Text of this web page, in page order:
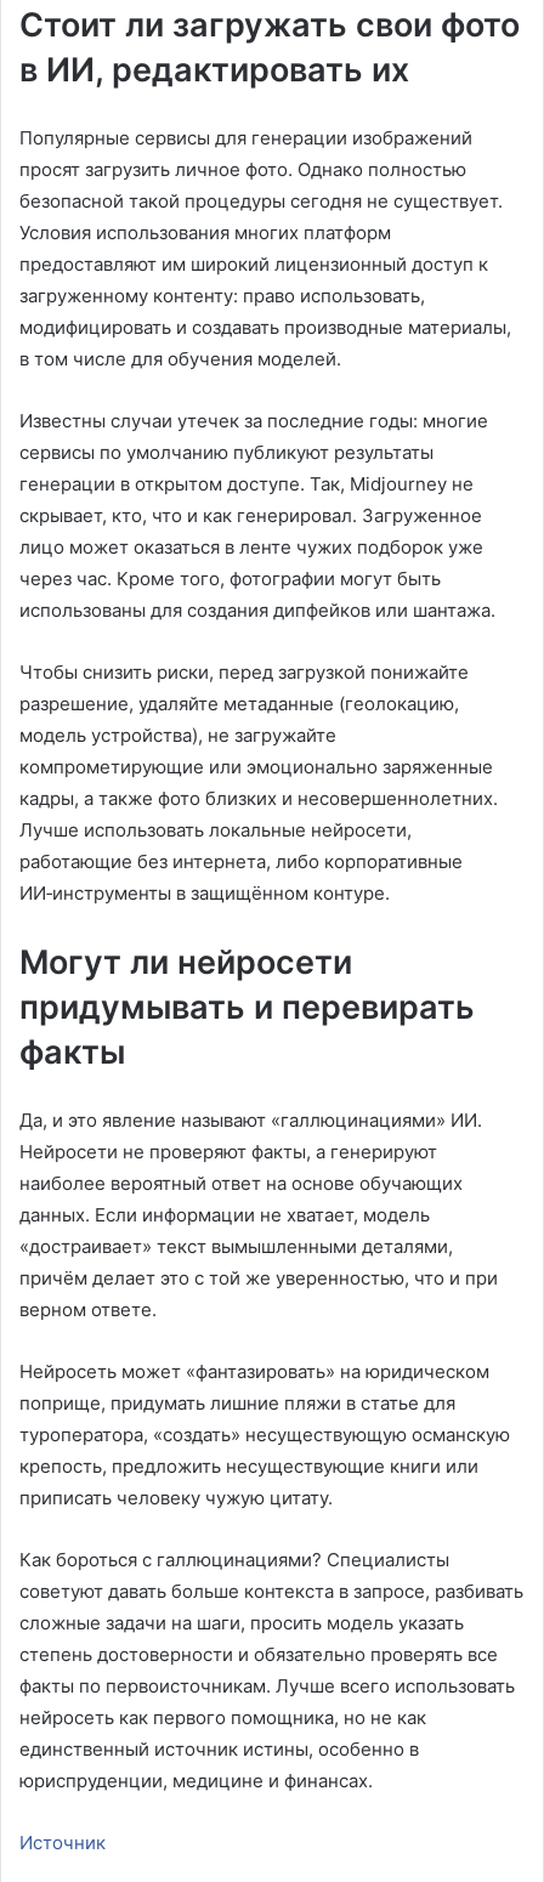
Стоит ли загружать свои фото
в ИИ, редактировать их
Популярные сервисы для генерации изображений
просят загрузить личное фото. Однако полностью
безопасной такой процедуры сегодня не существует.
Условия использования многих платформ
предоставляют им широкий лицензионный доступ к
загруженному контенту: право использовать,
модифицировать и создавать производные материалы,
в том числе для обучения моделей.
Известны случаи утечек за последние годы: многие
сервисы по умолчанию публикуют результаты
генерации в открытом доступе. Так, Midjourney не
скрывает, кто, что и как генерировал. Загруженное
лицо может оказаться в ленте чужих подборок уже
через час. Кроме того, фотографии могут быть
использованы для создания дипфейков или шантажа.
Чтобы снизить риски, перед загрузкой понижайте
разрешение, удаляйте метаданные (геолокацию,
модель устройства), не загружайте
компрометирующие или эмоционально заряженные
кадры, а также фото близких и несовершеннолетних.
Лучше использовать локальные нейросети,
работающие без интернета, либо корпоративные
ИИ‑инструменты в защищённом контуре.
Могут ли нейросети
придумывать и перевирать
факты
Да, и это явление называют «галлюцинациями» ИИ.
Нейросети не проверяют факты, а генерируют
наиболее вероятный ответ на основе обучающих
данных. Если информации не хватает, модель
«достраивает» текст вымышленными деталями,
причём делает это с той же уверенностью, что и при
верном ответе.
Нейросеть может «фантазировать» на юридическом
поприще, придумать лишние пляжи в статье для
туроператора, «создать» несуществующую османскую
крепость, предложить несуществующие книги или
приписать человеку чужую цитату.
Как бороться с галлюцинациями? Специалисты
советуют давать больше контекста в запросе, разбивать
сложные задачи на шаги, просить модель указать
степень достоверности и обязательно проверять все
факты по первоисточникам. Лучше всего использовать
нейросеть как первого помощника, но не как
единственный источник истины, особенно в
юриспруденции, медицине и финансах.
Источник